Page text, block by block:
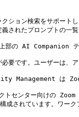
ション検索をサポート
されたプロンプトの一
部の AI Companion テ
です。ユーザーは、ア
は Zoom ワ
ンター向けの Zoom
成されています。ワ